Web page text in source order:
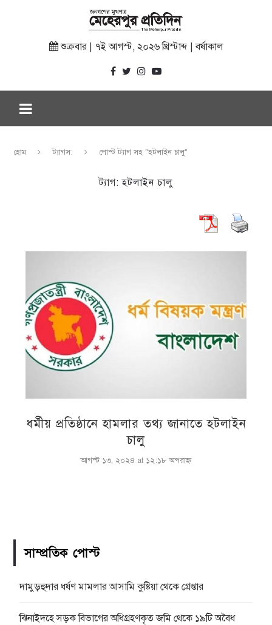
শুক্রবার | ৭ই আগস্ট, ২০২৬ খ্রিস্টাব্দ | বর্ষাকাল
হোম ট্যাগস: পোস্ট ট্যাগ সহ "হটলাইন চালু"
ট্যাগ:হটলাইন চালু
ধর্মীয় প্রতিষ্ঠানে হামলার তথ্য জানাতে হটলাইন
চালু
আগস্ট ১৩, ২০২৪ at ১২:১৮ অপরাহ্ণ
সাম্প্রতিক পোস্ট
দামুড়হুদার ধর্ষণ মামলার আসামি কুষ্টিয়া থেকে গ্রেপ্তার
ঝিনাইদহে সড়ক বিভাগের অধিগ্রহণকৃত জমি থেকে ১৯টি অবৈধ